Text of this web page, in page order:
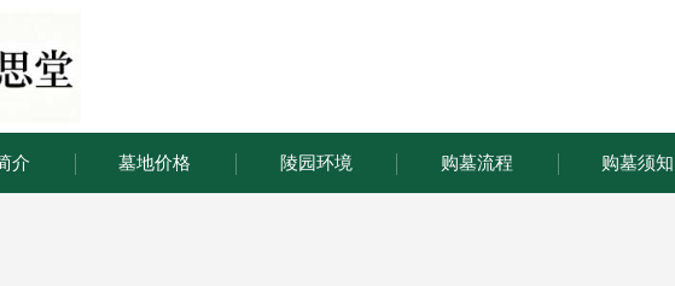
介 墓地价格 陵园环境 购墓流程 购墓须知